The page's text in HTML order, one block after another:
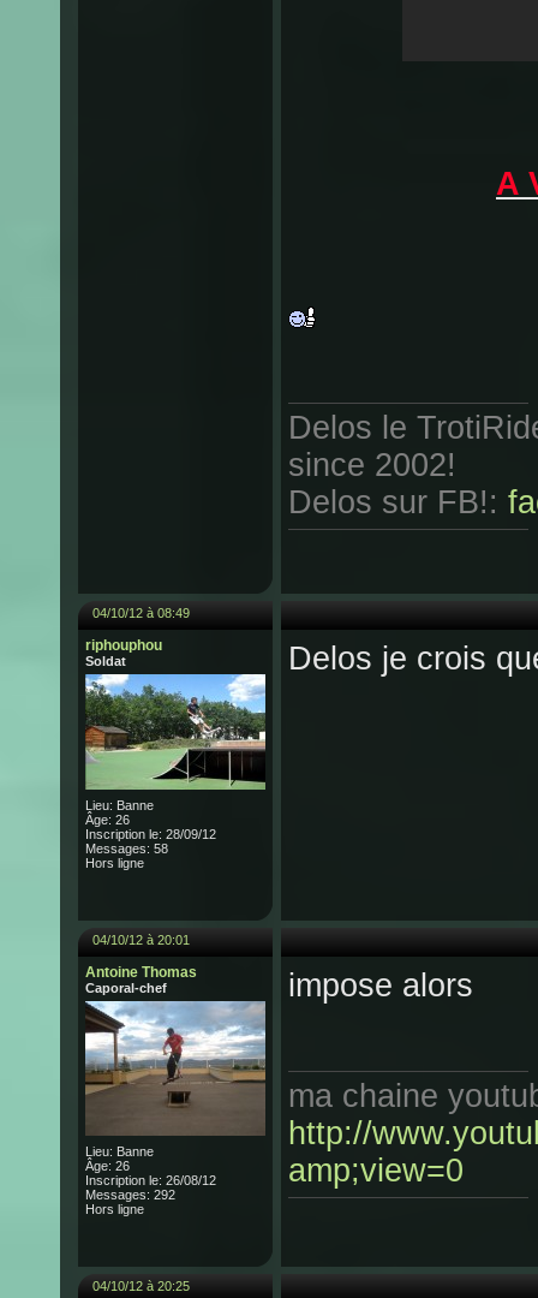
A
Delos le
since 2002!
Delos sur FB!:
04/10/12 à 08:49
riphouphou
Soldat
Lieu: Banne
Âge: 26
Inscription le: 28/09/12
Messages: 58
Hors ligne
Delos je crois
04/10/12 à 20:01
Antoine Thomas
Caporal-chef
Lieu: Banne
Âge: 26
Inscription le: 26/08/12
Messages: 292
Hors ligne
impose alors
ma chaine
http://
amp;view=0
04/10/12 à 20:25